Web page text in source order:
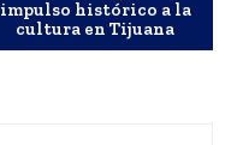
impulso histórico a la
cultura en Tijuana